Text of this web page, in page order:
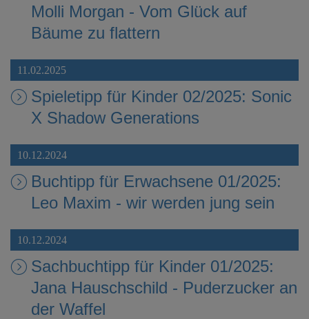
Molli Morgan - Vom Glück auf
Bäume zu flattern
11.02.2025
Spieletipp für Kinder 02/2025: Sonic
X Shadow Generations
10.12.2024
Buchtipp für Erwachsene 01/2025:
Leo Maxim - wir werden jung sein
10.12.2024
Sachbuchtipp für Kinder 01/2025:
Jana Hauschschild - Puderzucker an
der Waffel